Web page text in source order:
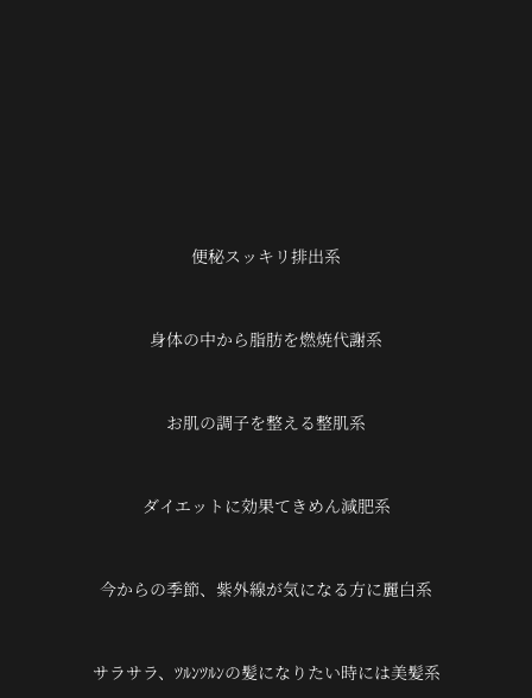
便秘スッキリ排出系
身体の中から脂肪を燃焼代謝系
お肌の調子を整える整肌系
ダイエットに効果てきめん減肥系
今からの季節、紫外線が気になる方に麗白系
サラサラ、ﾂﾙﾝﾂﾙﾝの髪になりたい時には美髪系